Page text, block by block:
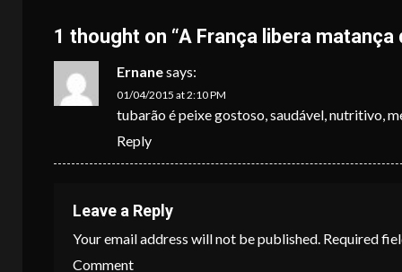
1 thought on “A França libera matança
Ernanesays:
01/04/2015 at 2:10 PM
tubarão é peixe gostoso, saudável, nutritivo,
Reply
Leave a Reply
Your email address will not be published. Required
Comment